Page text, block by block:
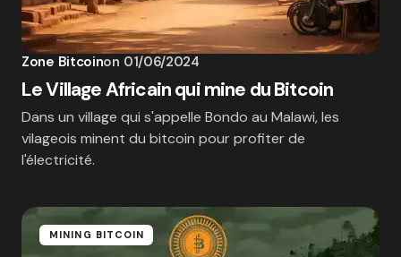
Zone Bitcoinon 01/06/2024
Le Village Africain qui mine du Bitcoin
Dans un village qui s'appelle Bondo au Malawi, les
vilageois minent du bitcoin pour profiter de
l'électricité.
MINING BITCOIN